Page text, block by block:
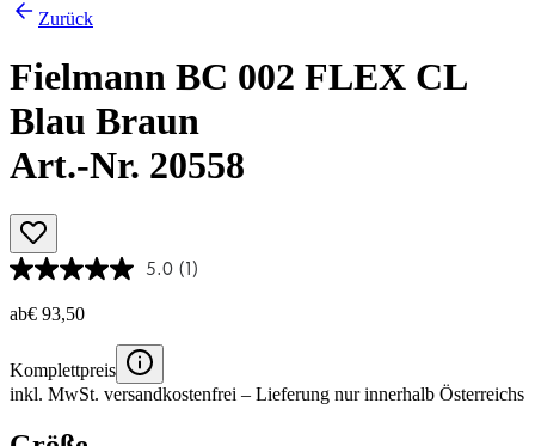
Zurück
Fielmann BC 002 FLEX CL
Blau Braun
Art.-Nr. 20558
5.0 (1)
ab€ 93,50
Komplettpreis
inkl. MwSt. versandkostenfrei – Lieferung nur innerhalb Österreichs